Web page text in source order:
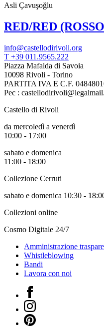
Collezione
Educazione
News
Dipartimento
Educazione
Formazione
e
Ricerca
Scuole
guidate
Progetto
School
Progetti
Ricerca
Storia
Sedi
Tutte
le
Edificio
Castello
Lunga
Visita
Asli Çavuşoğlu
RED/RED
info@castellodirivoli.org
T +39 011.9565.222
Piazza Mafalda di Savoia
10098 Rivoli - Torino
PARTITA IVA E C.F.
Pec :
Castello di Rivoli
da mercoledì a venerdì
10:00 - 17:00
sabato e domenica
11:00 - 18:00
Collezione Cerruti
sabato e domenica 10:30 -
Collezioni online
Cosmo Digitale 24/7
Amministrazione
Whistleblowing
Bandi
Lavora con noi
Facebook
Instagram
Pinterest